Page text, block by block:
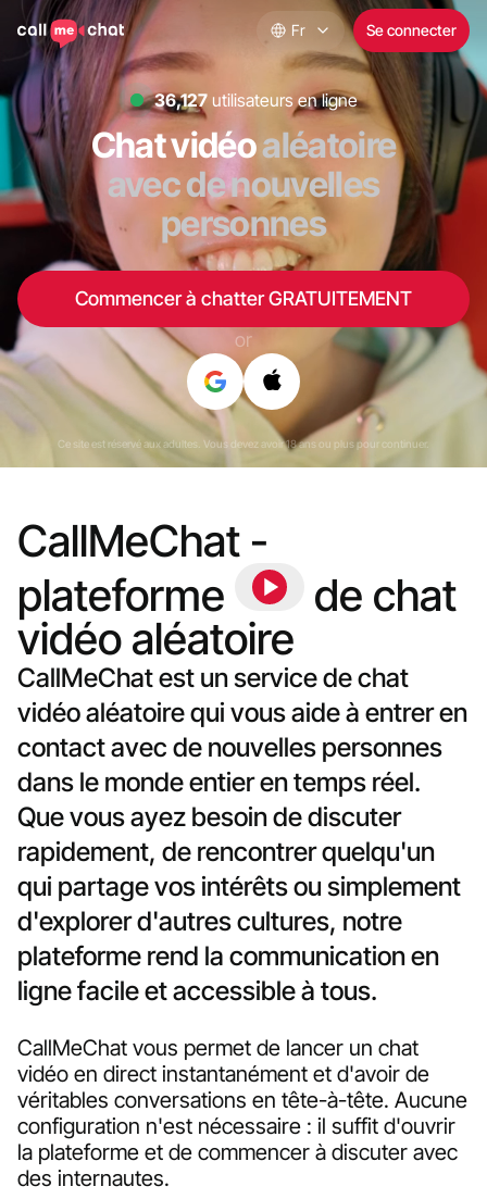
Fr Se connecter
35,861 utilisateurs en ligne
Chat vidéoaléatoire
avec de nouvelles
personnes
Commencer à chatter GRATUITEMENT
or
Ce site est réservé aux adultes. Vous devez avoir 18 ans ou plus pour continuer.
CallMeChat -
plateforme
de chat
vidéo aléatoire
CallMeChat est un service de chat
vidéo aléatoire qui vous aide à entrer en
contact avec de nouvelles personnes
dans le monde entier en temps réel.
Que vous ayez besoin de discuter
rapidement, de rencontrer quelqu'un
qui partage vos intérêts ou simplement
d'explorer d'autres cultures, notre
plateforme rend la communication en
ligne facile et accessible à tous.
CallMeChat vous permet de lancer un chat
vidéo en direct instantanément et d'avoir de
véritables conversations en tête-à-tête. Aucune
configuration n'est nécessaire : il suffit d'ouvrir
la plateforme et de commencer à discuter avec
des internautes.